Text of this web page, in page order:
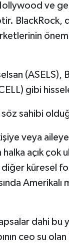
ve
gibi
söz sahibi
veya
açık çok
diğer küresel
Amerikalı
dahi bu
ceo su